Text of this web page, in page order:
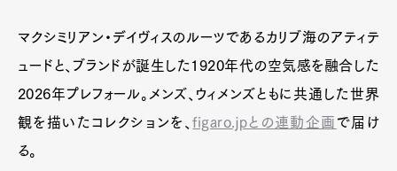
Art&DesignWatch Fashion
Product Culture Lifestyle
マクシミリアン・デイヴィスのルーツであるカリブ海のアティテ
ュードと、ブランドが誕生した1920年代の空気感を融合した
2026年プレフォール。メンズ、ウィメンズともに共通した世界
観を描いたコレクションを、figaro.jpとの連動企画 で届け
る。